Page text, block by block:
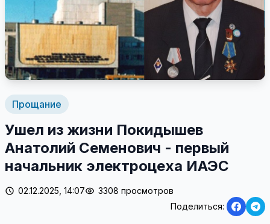
Прощание
Ушел из жизни Покидышев
Анатолий Семенович - первый
начальник электроцеха ИАЭС
02.12.2025, 14:07
3308 просмотров
Поделиться: